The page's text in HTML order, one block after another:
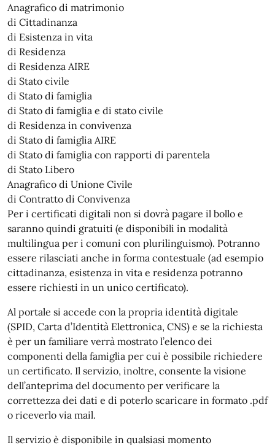
Anagrafico di matrimonio
di Cittadinanza
di Esistenza in vita
di Residenza
di Residenza AIRE
di Stato civile
di Stato di famiglia
di Stato di famiglia e di stato civile
di Residenza in convivenza
di Stato di famiglia AIRE
di Stato di famiglia con rapporti di parentela
di Stato Libero
Anagrafico di Unione Civile
di Contratto di Convivenza
Per i certificati digitali non si dovrà pagare il bollo e
saranno quindi gratuiti (e disponibili in modalità
multilingua per i comuni con plurilinguismo). Potranno
essere rilasciati anche in forma contestuale (ad esempio
cittadinanza, esistenza in vita e residenza potranno
essere richiesti in un unico certificato).
Al portale si accede con la propria identità digitale
(SPID, Carta d’Identità Elettronica, CNS) e se la richiesta
è per un familiare verrà mostrato l’elenco dei
componenti della famiglia per cui è possibile richiedere
un certificato. Il servizio, inoltre, consente la visione
dell’anteprima del documento per verificare la
correttezza dei dati e di poterlo scaricare in formato .pdf
o riceverlo via mail.
Il servizio è disponibile in qualsiasi momento